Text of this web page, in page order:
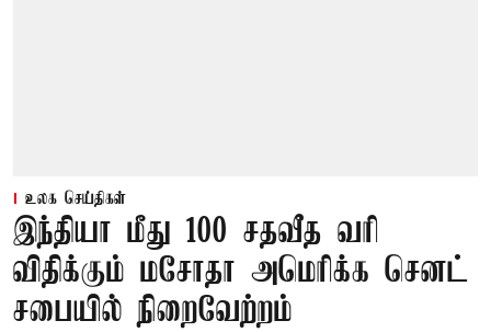
உலக செய்திகள்
இந்தியா மீது 100 சதவீத வரி
விதிக்கும் மசோதா அமெரிக்க செனட்
சபையில் நிறைவேற்றம்